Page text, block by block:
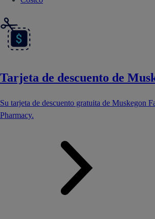
Tarjeta de descuento de
Su tarjeta de descuento gratuita de Muskegon
Pharmacy.